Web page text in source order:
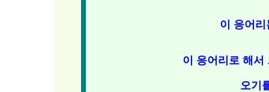
이 응어
이 응어리로 해서
오기